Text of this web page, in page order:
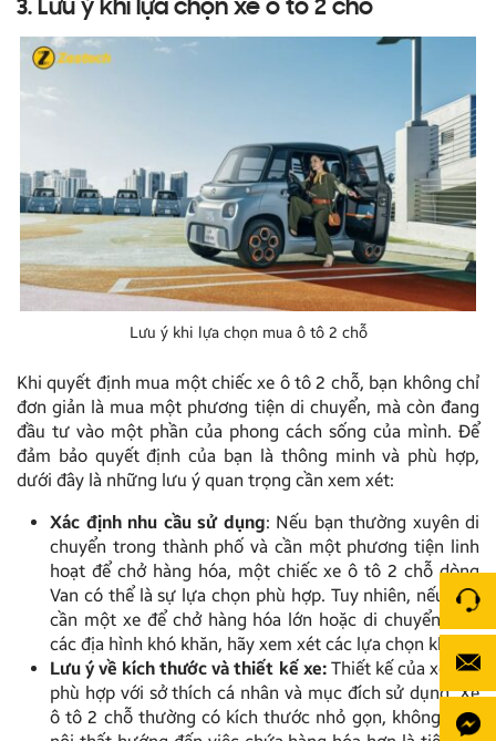
3. Lưu ý khi lựa chọn xe ô tô 2 chỗ
Lưu ý khi lựa chọn mua ô tô 2 chỗ
Khi quyết định mua một chiếc xe ô tô 2 chỗ, bạn không chỉ
đơn giản là mua một phương tiện di chuyển, mà còn đang
đầu tư vào một phần của phong cách sống của mình. Để
đảm bảo quyết định của bạn là thông minh và phù hợp,
dưới đây là những lưu ý quan trọng cần xem xét:
Xác định nhu cầu sử dụng: Nếu bạn thường xuyên di
chuyển trong thành phố và cần một phương tiện linh
hoạt để chở hàng hóa, một chiếc xe ô tô 2 chỗ dòng
Van có thể là sự lựa chọn phù hợp. Tuy nhiên, nếu bạn
cần một xe để chở hàng hóa lớn hoặc di chuyển trên
các địa hình khó khăn, hãy xem xét các lựa chọn khác.
Lưu ý về kích thước và thiết kế xe:Thiết kế của xe cần
phù hợp với sở thích cá nhân và mục đích sử dụng. Xe
ô tô 2 chỗ thường có kích thước nhỏ gọn, không gian